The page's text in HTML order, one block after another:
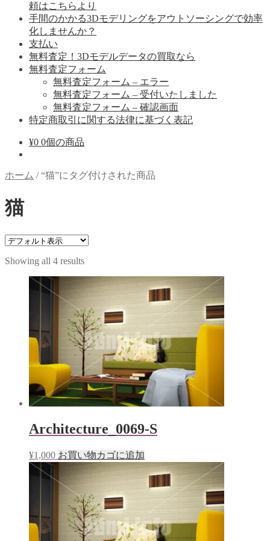
頼はこちらより
手間のかかる3Dモデリングをアウトソーシングで効率
化しませんか？
支払い
無料査定！3Dモデルデータの買取なら
無料査定フォーム
無料査定フォーム – エラー
無料査定フォーム – 受付いたしました
無料査定フォーム – 確認画面
特定商取引に関する法律に基づく表記
¥0 0個の商品
ホーム /“猫”にタグ付けされた商品
猫
Showing all 4 results
Architecture_0069-S
¥1,000 お買い物カゴに追加